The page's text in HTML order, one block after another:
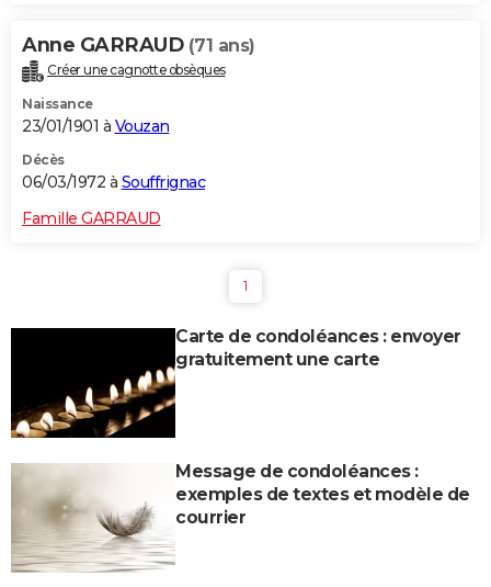
Anne GARRAUD (71 ans)
Créer une cagnotte obsèques
Naissance
23/01/1901 à Vouzan
Décès
06/03/1972 à Souffrignac
Famille GARRAUD
1
Carte de condoléances : envoyer
gratuitement une carte
Message de condoléances :
exemples de textes et modèle de
courrier